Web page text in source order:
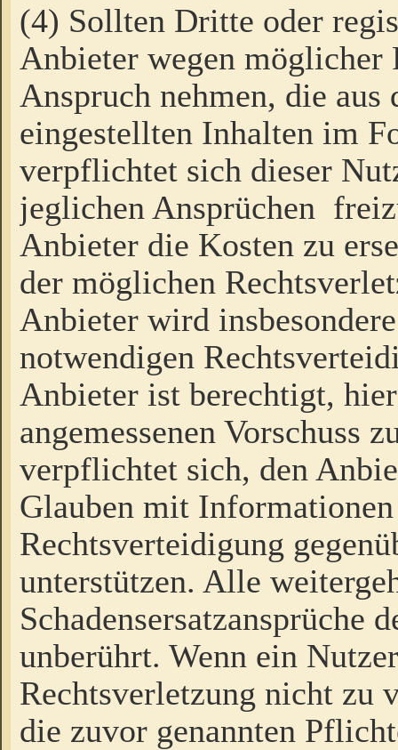
(4) Sollten Dritte oder
Anbieter wegen möglicher
Anspruch nehmen, die
eingestellten Inhalten im
verpflichtet sich dieser
jeglichen Ansprüchen
Anbieter die Kosten zu
der möglichen
Anbieter wird
notwendigen
Anbieter ist berechtigt,
angemessenen Vorschuss
verpflichtet sich, den
Glauben mit
Rechtsverteidigung
unterstützen. Alle
Schadensersatzansprüche
unberührt. Wenn ein
Rechtsverletzung nicht zu
die zuvor genannten